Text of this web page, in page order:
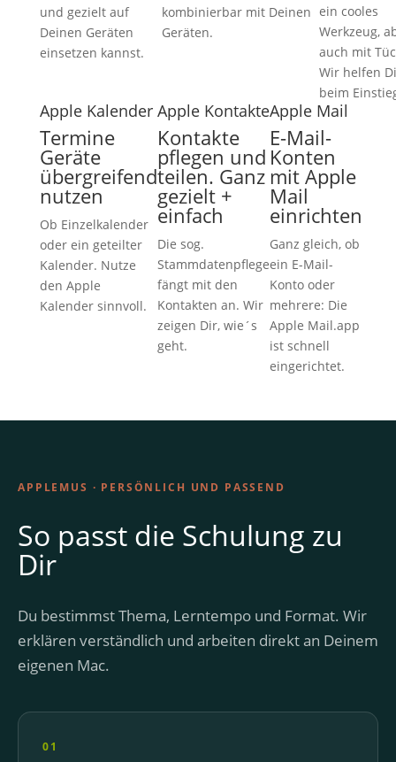
und gezielt auf
Deinen Geräten
einsetzen kannst.
kombinierbar mit Deinen
Geräten.
ein cooles
Werkzeug,
auch mit
Wir helfen
beim
Apple Kalender
Termine
Geräte
übergreifend
nutzen
Ob Einzelkalender
oder ein geteilter
Kalender. Nutze
den Apple
Kalender sinnvoll.
Apple Kontakte
Kontakte
pflegen und
teilen. Ganz
gezielt +
einfach
Die sog.
Stammdatenpflege
fängt mit den
Kontakten an. Wir
zeigen Dir, wie´s
geht.
Apple Mail
E-Mail-
Konten
mit Apple
Mail
einrichten
Ganz gleich, ob
ein E-Mail-
Konto oder
mehrere: Die
Apple Mail.app
ist schnell
eingerichtet.
APPLEMUS · PERSÖNLICH UND PASSEND
So passt die Schulung zu
Dir
Du bestimmst Thema, Lerntempo und Format. Wir
erklären verständlich und arbeiten direkt an Deinem
eigenen Mac.
01